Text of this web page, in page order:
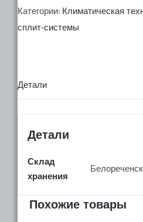
Сплит
система
Категории: Климатическая
сплит-системы
Детали
Детали
Склад
хранения
Похожие товары